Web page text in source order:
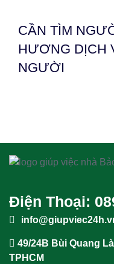
CẦN TÌM
HƯƠNG DỊCH
NGƯỜI
Điện Thoại:
49/24B Bùi Quang
TPHCM